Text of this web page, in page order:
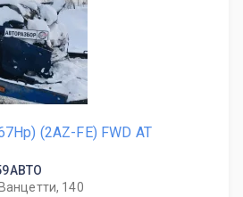
(2AZ-FE) FWD AT
140